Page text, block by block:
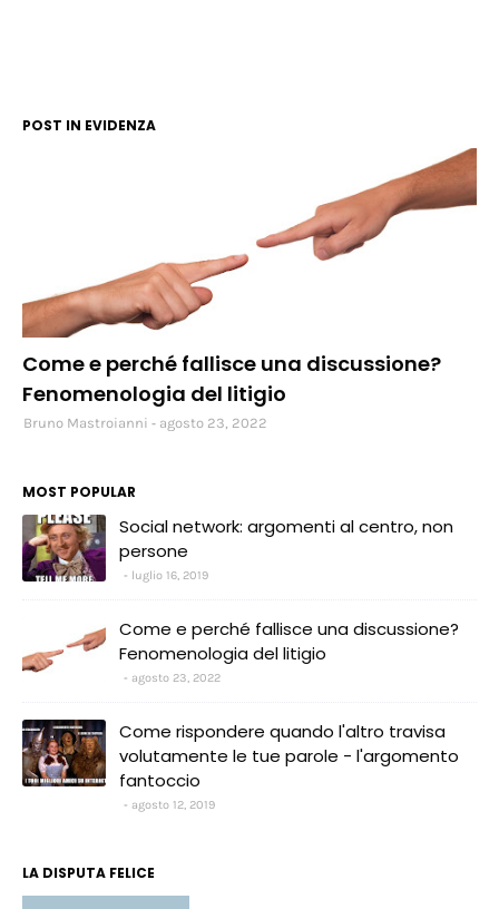
POST IN EVIDENZA
Come e perché fallisce una discussione?
Fenomenologia del litigio
Bruno Mastroianni agosto 23, 2022
MOST POPULAR
Social network: argomenti al centro, non
persone
luglio 16, 2019
Come e perché fallisce una discussione?
Fenomenologia del litigio
agosto 23, 2022
Come rispondere quando l'altro travisa
volutamente le tue parole - l'argomento
fantoccio
agosto 12, 2019
LA DISPUTA FELICE